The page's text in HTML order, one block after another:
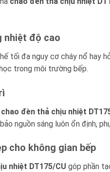
nhiệt độ cao
tối đa nguy cơ cháy nổ hay
trong môi trường bếp.
chao đèn thả chịu nhiệt
nguồn sáng luôn ổn định,
cho không gian bếp
nhiệt DT175/CU góp phần